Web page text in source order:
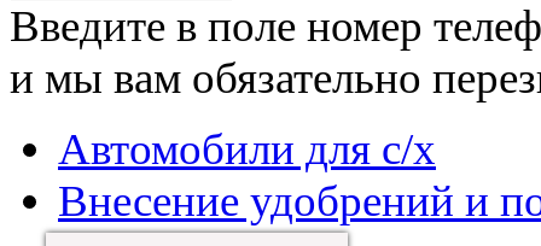
Введите в поле номер
и мы вам обязательно
Автомобили для с/х
Внесение удобрений и